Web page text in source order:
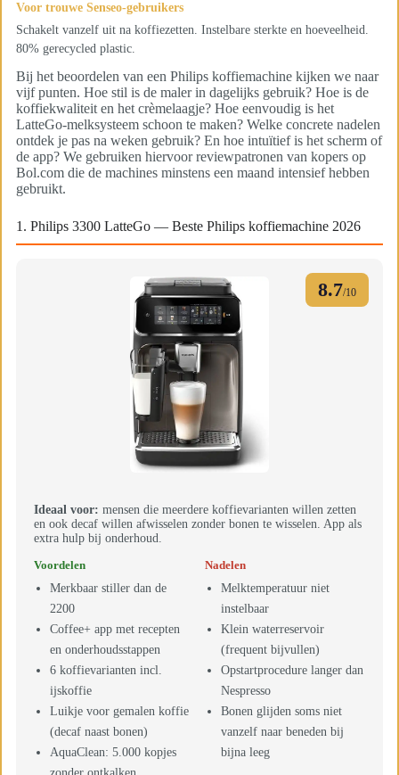
Voor trouwe Senseo-gebruikers
Schakelt vanzelf uit na koffiezetten. Instelbare sterkte en hoeveelheid.
80% gerecycled plastic.
Bij het beoordelen van een Philips koffiemachine kijken we naar
vijf punten. Hoe stil is de maler in dagelijks gebruik? Hoe is de
koffiekwaliteit en het crèmelaagje? Hoe eenvoudig is het
LatteGo-melksysteem schoon te maken? Welke concrete nadelen
ontdek je pas na weken gebruik? En hoe intuïtief is het scherm of
de app? We gebruiken hiervoor reviewpatronen van kopers op
Bol.com die de machines minstens een maand intensief hebben
gebruikt.
1. Philips 3300 LatteGo — Beste Philips koffiemachine 2026
8.7/10
Ideaal voor: mensen die meerdere koffievarianten willen zetten
en ook decaf willen afwisselen zonder bonen te wisselen. App als
extra hulp bij onderhoud.
Voordelen
Merkbaar stiller dan de
2200
Coffee+ app met recepten
en onderhoudsstappen
6 koffievarianten incl.
ijskoffie
Luikje voor gemalen koffie
(decaf naast bonen)
AquaClean: 5.000 kopjes
Nadelen
Melktemperatuur niet
instelbaar
Klein waterreservoir
(frequent bijvullen)
Opstartprocedure langer dan
Nespresso
Bonen glijden soms niet
vanzelf naar beneden bij
bijna leeg